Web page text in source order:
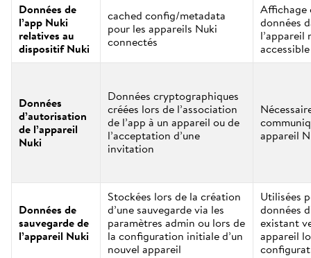
Données de
l’app Nuki
relatives au
dispositif Nuki
cached config/metadata
pour les appareils Nuki
connectés
Affichage
données
l’appareil
accessible
Données
d’autorisation
de l’appareil
Nuki
Données cryptographiques
créées lors de l’association
de l’app à un appareil ou de
l’acceptation d’une
invitation
appareil
Données de
sauvegarde de
l’appareil Nuki
Stockées lors de la création
d’une sauvegarde via les
paramètres admin ou lors de
la configuration initiale d’un
nouvel appareil
Utilisées
données
existant
appareil